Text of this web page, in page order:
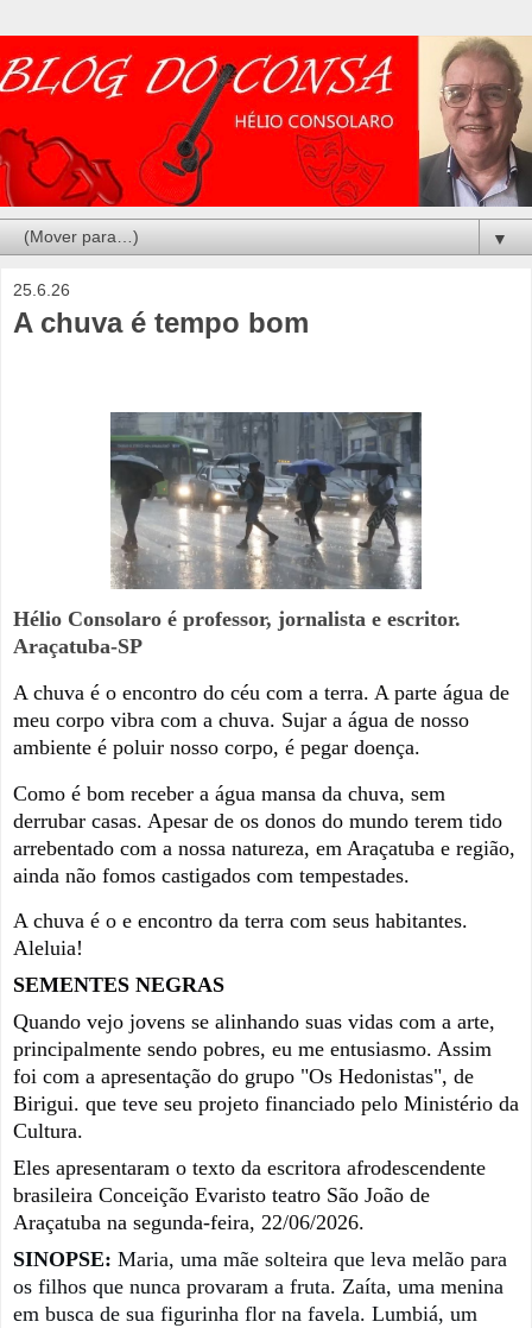
▼
25.6.26
A chuva é tempo bom
Hélio Consolaro é professor, jornalista e escritor.
Araçatuba-SP
A chuva é o encontro do céu com a terra. A parte água de
meu corpo vibra com a chuva. Sujar a água de nosso
ambiente é poluir nosso corpo, é pegar doença.
Como é bom receber a água mansa da chuva, sem
derrubar casas. Apesar de os donos do mundo terem tido
arrebentado com a nossa natureza, em Araçatuba e região,
ainda não fomos castigados com tempestades.
A chuva é o e encontro da terra com seus habitantes.
Aleluia!
SEMENTES NEGRAS
Quando vejo jovens se alinhando suas vidas com a arte,
principalmente sendo pobres, eu me entusiasmo. Assim
foi com a apresentação do grupo "Os Hedonistas", de
Birigui. que teve seu projeto financiado pelo Ministério da
Cultura.
Eles apresentaram o texto da escritora afrodescendente
brasileira Conceição Evaristo teatro São João de
Araçatuba na segunda-feira, 22/06/2026.
SINOPSE: Maria, uma mãe solteira que leva melão para
os filhos que nunca provaram a fruta. Zaíta, uma menina
em busca de sua figurinha flor na favela. Lumbiá, um